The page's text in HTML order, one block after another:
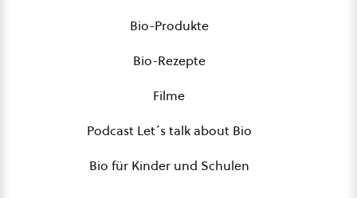
Bio-Produkte
Bio-Rezepte
Filme
Podcast Let´s talk about Bio
Bio für Kinder und Schulen